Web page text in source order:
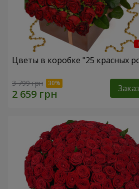
Цветы в коробке "25 красных
3 799 грн